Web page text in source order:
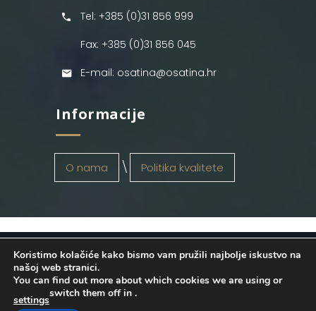
Tel: +385 (0)31 856 999
Fax: +385 (0)31 856 045
E-mail: osatina@osatina.hr
Informacije
O nama Politika kvalitete
OSATINA GRUPA d.o.o. 2026
. Configured
byINFOS Osijek. Sva prava pridržana.
Koristimo kolačiće kako bismo vam pružili najbolje iskustvo na
našoj web stranici.
You can find out more about which cookies we are using or
switch them off in
settings
.